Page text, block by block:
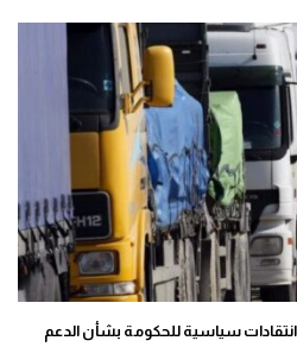
سياسية للحكومة بشأن الدعم